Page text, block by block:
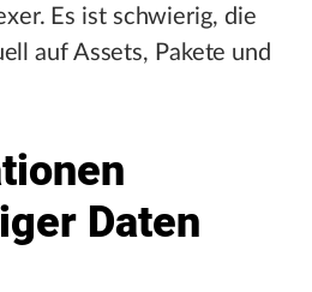
Es ist schwierig, die
auf Assets, Pakete und
Daten